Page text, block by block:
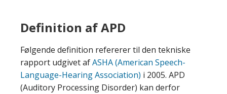
Definition af APD
Følgende definition refererer til den tekniske
rapport udgivet afASHA (American Speech-
Language-Hearing Association) i 2005. APD
(Auditory Processing Disorder) kan derfor